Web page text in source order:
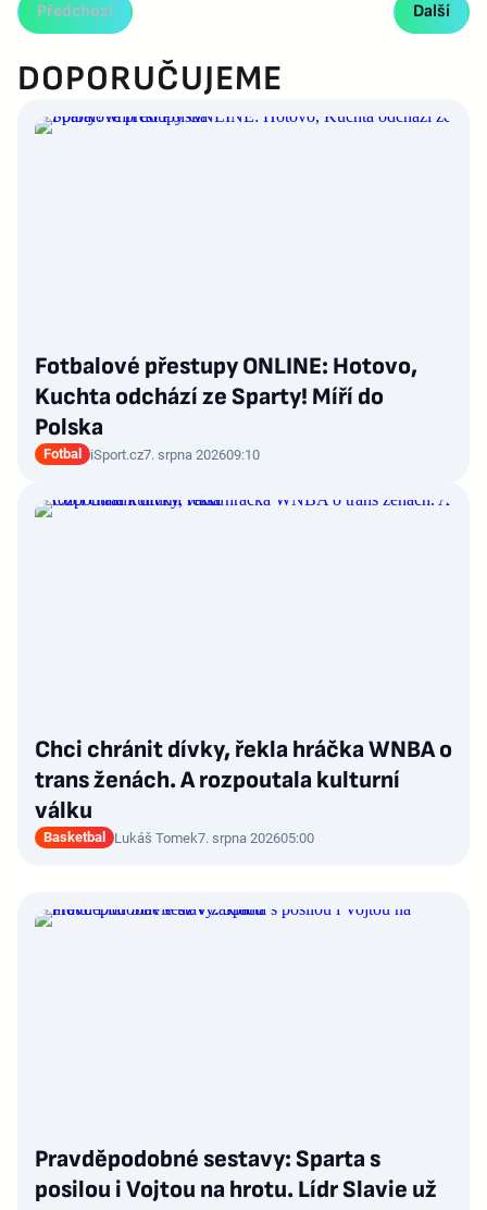
Předchozí Další
DOPORUČUJEME
Fotbalové přestupy ONLINE: Hotovo,
Kuchta odchází ze Sparty! Míří do
Polska
Fotbal iSport.cz7. srpna 202609:10
Chci chránit dívky, řekla hráčka WNBA o
trans ženách. A rozpoutala kulturní
válku
Basketbal Lukáš Tomek7. srpna 202605:00
Pravděpodobné sestavy: Sparta s
posilou i Vojtou na hrotu. Lídr Slavie už